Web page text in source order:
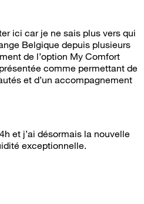
ici car je ne sais plus vers qui
Belgique depuis plusieurs
de l’option My Comfort
comme permettant de
et d’un accompagnement
et j’ai désormais la nouvelle
exceptionnelle.